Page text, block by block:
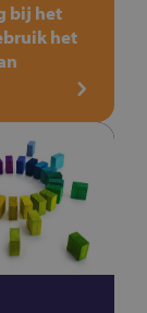
bij het
het